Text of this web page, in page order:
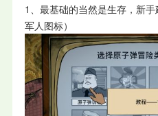
1、最基础的当然是生存，新
军人图标）